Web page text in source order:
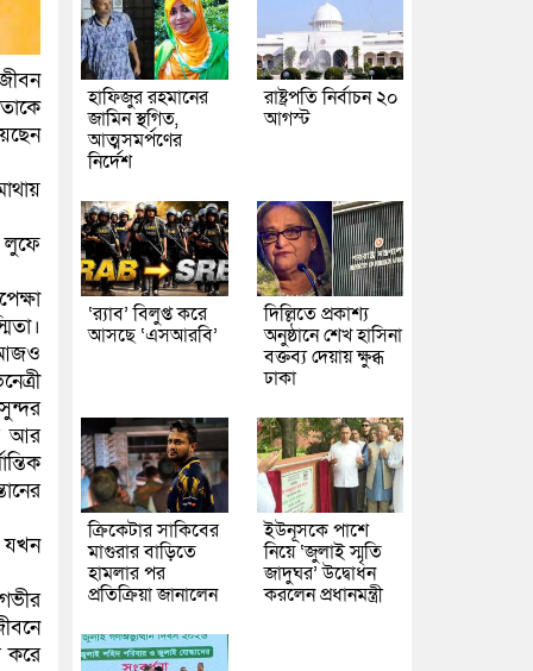
লুফে
আজও
আর
যখন
করে
হাফিজুর রহমানের
জামিন স্থগিত,
আত্মসমর্পণের
নির্দেশ
রাষ্ট্রপতি নির্বাচন ২০
আগস্ট
‘র‍্যাব’ বিলুপ্ত করে
আসছে ‘এসআরবি’
দিল্লিতে প্রকাশ্য
অনুষ্ঠানে শেখ হাসিনা
বক্তব্য দেয়ায় ক্ষুব্ধ
ঢাকা
ক্রিকেটার সাকিবের
মাগুরার বাড়িতে
হামলার পর
প্রতিক্রিয়া জানালেন
ইউনূসকে পাশে
নিয়ে ‘জুলাই স্মৃতি
জাদুঘর’ উদ্বোধন
করলেন প্রধানমন্ত্রী